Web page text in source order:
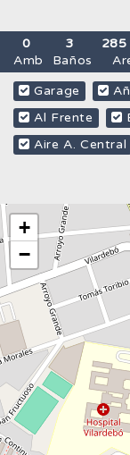
0
Amb
3
Baños
285
Garage
Al Frente
Aire A. Central
+
−